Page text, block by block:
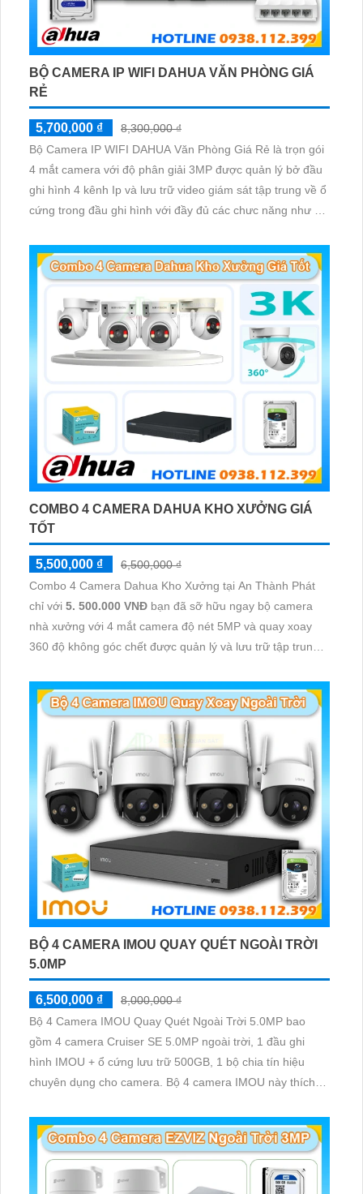
BỘ CAMERA IP WIFI DAHUA VĂN PHÒNG GIÁ
RẺ
5,700,000 ₫
8,300,000 ₫
Bộ Camera IP WIFI DAHUA Văn Phòng Giá Rẻ là trọn gói
4 mắt camera với độ phân giải 3MP được quản lý bở đầu
ghi hình 4 kênh Ip và lưu trữ video giám sát tập trung về ổ
cứng trong đầu ghi hình với đầy đủ các chưc năng như AI
giám sát có màu vào ban đêm
COMBO 4 CAMERA DAHUA KHO XƯỞNG GIÁ
TỐT
5,500,000 ₫
6,500,000 ₫
Combo 4 Camera Dahua Kho Xưởng tại An Thành Phát
chỉ với 5. 500.000 VNĐ bạn đã sỡ hữu ngay bộ camera
nhà xưởng với 4 mắt camera độ nét 5MP và quay xoay
360 độ không góc chết được quản lý và lưu trữ tập trung
BỘ 4 CAMERA IMOU QUAY QUÉT NGOÀI TRỜI
5.0MP
6,500,000 ₫
8,000,000 ₫
Bộ 4 Camera IMOU Quay Quét Ngoài Trời 5.0MP bao
gồm 4 camera Cruiser SE 5.0MP ngoài trời, 1 đầu ghi
hình IMOU + ổ cứng lưu trữ 500GB, 1 bộ chia tín hiệu
chuyên dụng cho camera. Bộ 4 camera IMOU này thích
cần giám sát ngoài trời